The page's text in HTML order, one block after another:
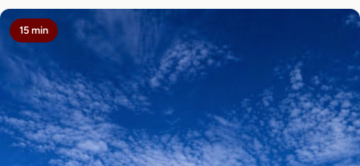
15 min